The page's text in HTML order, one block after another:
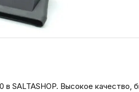
в SALTASHOP. Высокое качество,